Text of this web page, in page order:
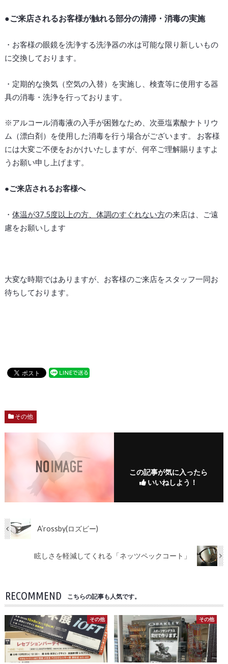
●ご来店されるお客様が触れる部分の清掃・消毒の実施
・お客様の眼鏡を洗浄する洗浄器の水は可能な限り新しいもの
に交換しております。
・定期的な換気（空気の入替）を実施し、検査等に使用する器
具の消毒・洗浄を行っております。
※アルコール消毒液の入手が困難なため、次亜塩素酸ナトリウ
ム（漂白剤）を使用した消毒を行う場合がございます。 お客様
には大変ご不便をおかけいたしますが、何卒ご理解賜りますよ
うお願い申し上げます。
●ご来店されるお客様へ
・ 体温が37.5度以上の方、体調のすぐれない方の来店は、ご遠
慮をお願いします
大変な時期ではありますが、お客様のご来店をスタッフ一同お
待ちしております。
その他
この記事が気に入ったら
いいねしよう！
A’rossby(ロズビー)
眩しさを軽減してくれる「ネッツペックコート」
RECOMMEND こちらの記事も人気です。
その他 その他